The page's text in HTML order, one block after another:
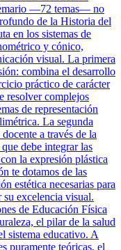
—72 temas— no
de la Historia del
en los sistemas de
y cónico,
visual. La primera
combina el desarrollo
práctico de carácter
resolver complejos
de representación
La segunda
a través de la
debe integrar las
la expresión plástica
te dotamos de las
estética necesarias para
su excelencia visual.
de Educación Física
el pilar de la salud
sistema educativo. A
puramente teóricas, el